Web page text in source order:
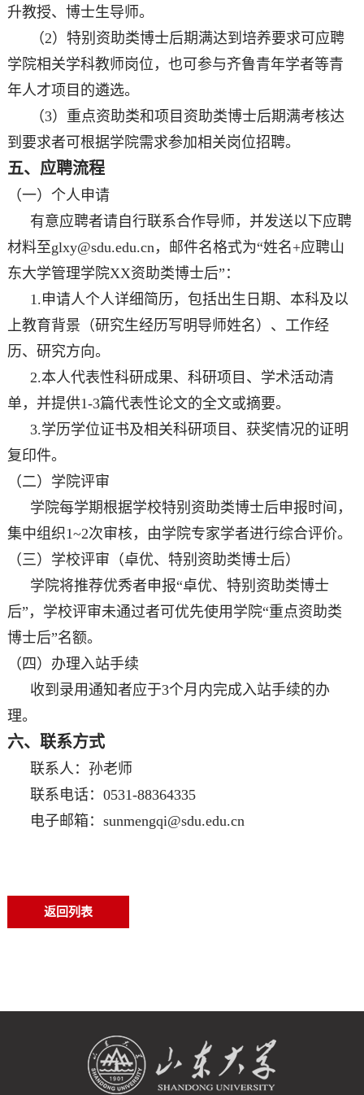
升教授、博士生导师。
（2）特别资助类博士后期满达到培养要求可应聘
学院相关学科教师岗位，也可参与齐鲁青年学者等青
年人才项目的遴选。
（3）重点资助类和项目资助类博士后期满考核达
到要求者可根据学院需求参加相关岗位招聘。
五、应聘流程
（一）个人申请
有意应聘者请自行联系合作导师，并发送以下应聘
材料至glxy@sdu.edu.cn，邮件名格式为“姓名+应聘山
东大学管理学院XX资助类博士后”：
1.申请人个人详细简历，包括出生日期、本科及以
上教育背景（研究生经历写明导师姓名）、工作经
历、研究方向。
2.本人代表性科研成果、科研项目、学术活动清
单，并提供1-3篇代表性论文的全文或摘要。
3.学历学位证书及相关科研项目、获奖情况的证明
复印件。
（二）学院评审
学院每学期根据学校特别资助类博士后申报时间，
集中组织1~2次审核，由学院专家学者进行综合评价。
（三）学校评审（卓优、特别资助类博士后）
学院将推荐优秀者申报“卓优、特别资助类博士
后”，学校评审未通过者可优先使用学院“重点资助类
博士后”名额。
（四）办理入站手续
收到录用通知者应于3个月内完成入站手续的办
理。
六、联系方式
联系人：孙老师
联系电话：0531-88364335
电子邮箱：sunmengqi@sdu.edu.cn
返回列表